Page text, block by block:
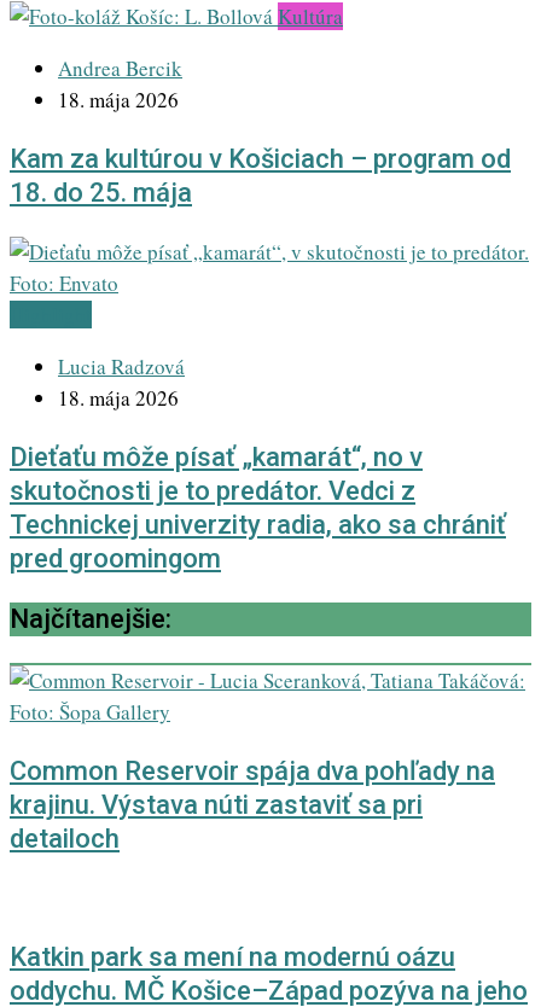
Kultúra
Andrea Bercik
18. mája 2026
Kam za kultúrou v Košiciach – program od
18. do 25. mája
Lucia Radzová
18. mája 2026
Dieťaťu môže písať „kamarát“, no v
skutočnosti je to predátor. Vedci z
Technickej univerzity radia, ako sa chrániť
pred groomingom
Najčítanejšie:
Common Reservoir spája dva pohľady na
krajinu. Výstava núti zastaviť sa pri
detailoch
Katkin park sa mení na modernú oázu
oddychu. MČ Košice–Západ pozýva na jeho